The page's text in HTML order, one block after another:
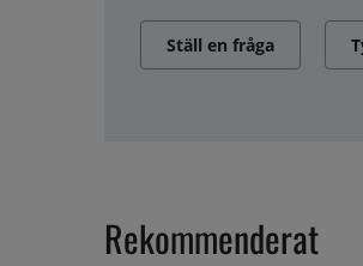
Ställ en fråga
Rekommenderat